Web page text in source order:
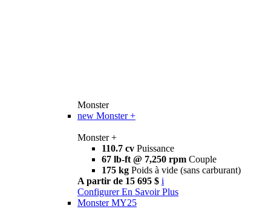
Monster
new Monster +
Monster +
110.7 cv Puissance
67 lb-ft @ 7,250 rpm Couple
175 kg Poids à vide (sans carburant)
A partir de 15 695 $ i
Configurer En Savoir Plus
Monster MY25